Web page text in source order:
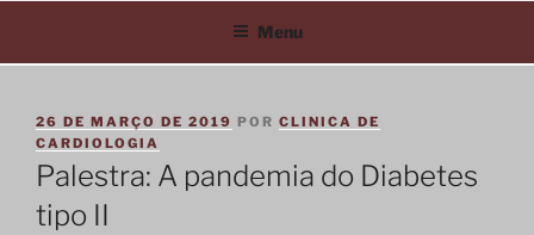
conteúdo
Menu
PUBLICADO
EM
26 DE MARÇO DE 2019 POR CLINICA DE
CARDIOLOGIA
Palestra: A pandemia do Diabetes
tipo II